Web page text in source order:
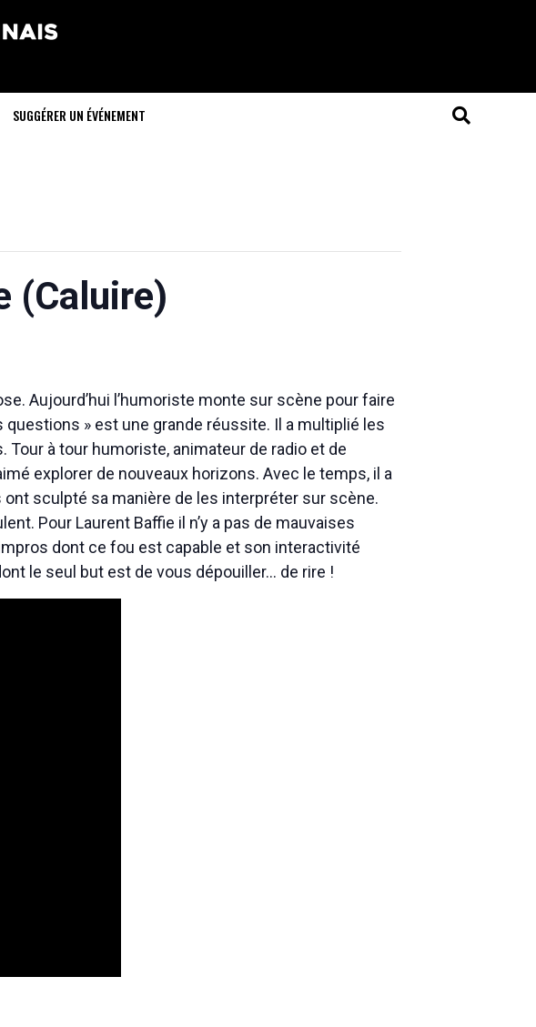
SUGGÉRER UN ÉVÉNEMENT
(Caluire)
Aujourd’hui l’humoriste monte sur scène pour faire
» est une grande réussite. Il a multiplié les
à tour humoriste, animateur de radio et de
explorer de nouveaux horizons. Avec le temps, il a
sculpté sa manière de les interpréter sur scène.
Pour Laurent Baffie il n’y a pas de mauvaises
dont ce fou est capable et son interactivité
le seul but est de vous dépouiller… de rire !